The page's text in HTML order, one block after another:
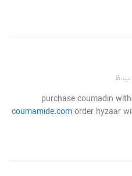
purchase coumadin
coumamide.comorder hyzaar